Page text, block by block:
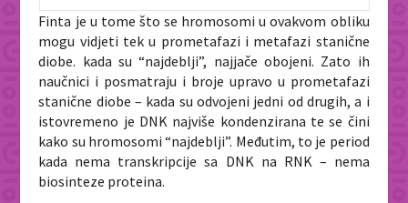
Finta je u tome što se hromosomi u ovakvom obliku
mogu vidjeti tek u prometafazi i metafazi stanične
diobe. kada su “najdeblji”, najjače obojeni. Zato ih
naučnici i posmatraju i broje upravo u prometafazi
stanične diobe – kada su odvojeni jedni od drugih, a i
istovremeno je DNK najviše kondenzirana te se čini
kako su hromosomi “najdeblji”. Međutim, to je period
kada nema transkripcije sa DNK na RNK – nema
biosinteze proteina.